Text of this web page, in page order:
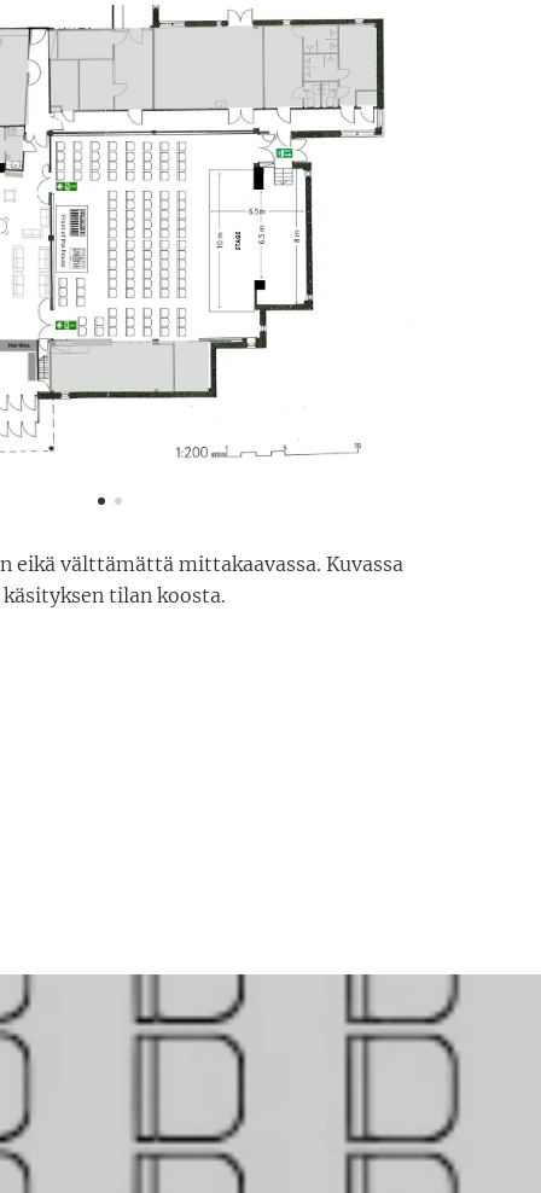
eikä välttämättä mittakaavassa. Kuvassa
tilan koosta.